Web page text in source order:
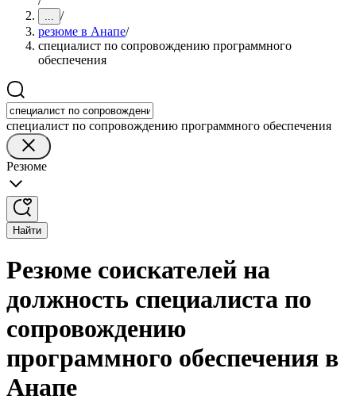
... /
резюме в Анапе/
специалист по сопровождению программного
обеспечения
специалист по сопровождению программного обеспечения
Резюме
Найти
Резюме соискателей на
должность специалиста по
сопровождению
программного обеспечения в
Анапе